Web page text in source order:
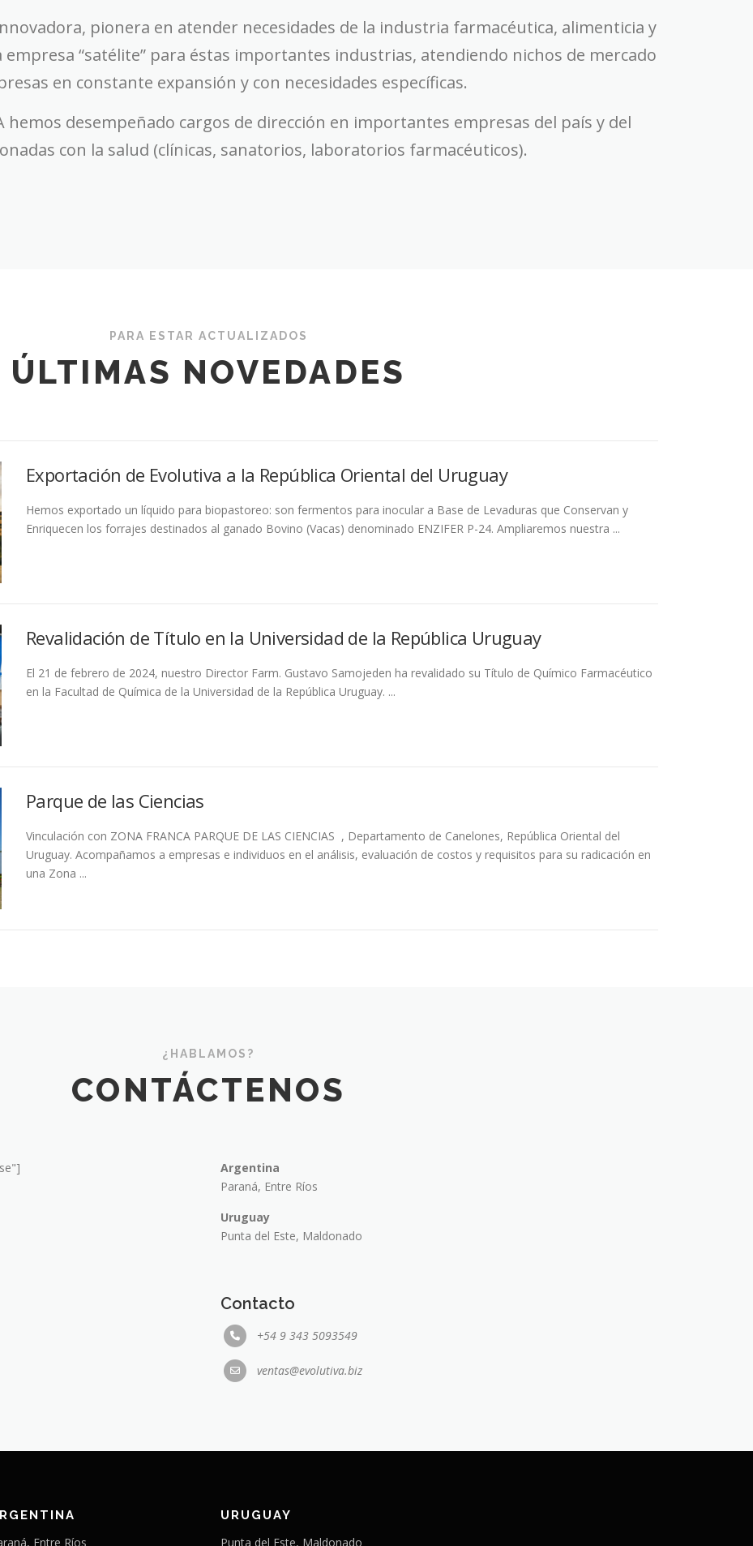
pionera en atender necesidades de la industria farmacéutica, alimenticia y
empresa “satélite” para éstas importantes industrias, atendiendo nichos de mercado
en constante expansión y con necesidades específicas.
hemos desempeñado cargos de dirección en importantes empresas del país y del
con la salud (clínicas, sanatorios, laboratorios farmacéuticos).
PARA ESTAR ACTUALIZADOS
ÚLTIMAS NOVEDADES
Exportación de Evolutiva a la República Oriental del Uruguay
Hemos exportado un líquido para biopastoreo: son fermentos para inocular a Base de Levaduras que Conservan y
Enriquecen los forrajes destinados al ganado Bovino (Vacas) denominado ENZIFER P-24. Ampliaremos nuestra ...
Revalidación de Título en la Universidad de la República Uruguay
El 21 de febrero de 2024, nuestro Director Farm. Gustavo Samojeden ha revalidado su Título de Químico Farmacéutico
en la Facultad de Química de la Universidad de la República Uruguay. ...
Parque de las Ciencias
Vinculación con ZONA FRANCA PARQUE DE LAS CIENCIAS , Departamento de Canelones, República Oriental del
Uruguay. Acompañamos a empresas e individuos en el análisis, evaluación de costos y requisitos para su radicación en
una Zona ...
¿HABLAMOS?
CONTÁCTENOS
Argentina
Paraná, Entre Ríos
Uruguay
Punta del Este, Maldonado
Contacto
+54 9 343 5093549
ventas@evolutiva.biz
Entre Ríos
URUGUAY
Punta del Este, Maldonado